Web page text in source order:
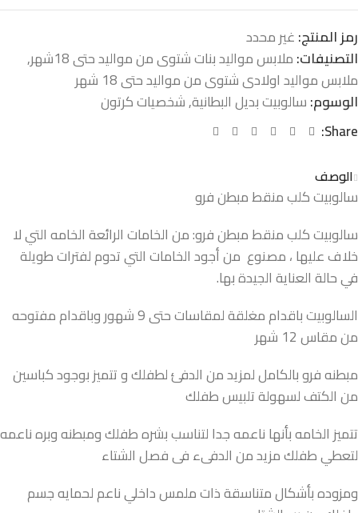
رمز المنتج:غير محدد
التصنيفات:ملابس مواليد بنات شتوى من مواليد حتى 18شهر
,
ملابس مواليد اولادى شتوى من مواليد حتى 18 شهر
الوسوم:سالوبيت بديل البطانية,شخصيات كرتون
Share:
الوصف
سالوبيت كلب منقط مبطن فرو
سالوبيت كلب منقط مبطن فرو: من الخامات الرائعة الخامه التي لا
خلاف عليها ، مصنوع من أجود الخامات التي تدوم لفترات طويلة
في حالة العناية الجيدة بها.
السالوبيت باقدام مغلقة لمقاسات حتى 9 شهور وباقدام مفتوحه
من مقاس 12 شهر
مبطنه فرو بالكامل لمزيد من الدفئ لطفلك و تتميز بوجود كباسين
من الكتف لسهولة تلبيس طفلك
تتميز الخامه بأنها ناعمه جدا لتناسب بشره طفلك ومبطنه وبره ناعمه
لتعطي طفلك مزيد من الدفىء فى فصل الشتاء
ومزوده بأشكال متناسقة ذات ملمس داخلي ناعم لحمايه جسم